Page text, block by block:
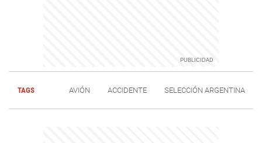
TAGS AVIÓN ACCIDENTE SELECCIÓN ARGENTINA